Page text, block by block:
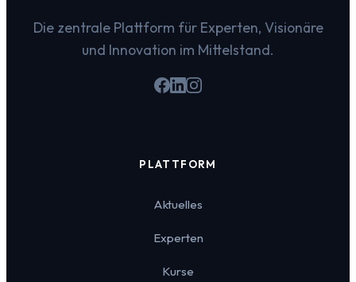
Die zentrale Plattform für Experten, Visionäre
und Innovation im Mittelstand.
PLATTFORM
Aktuelles
Experten
Kurse